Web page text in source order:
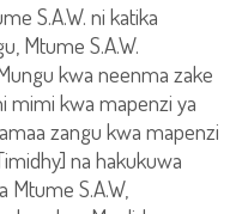
S.A.W. ni katika
Mtume S.A.W.
kwa neenma zake
mimi kwa mapenzi ya
zangu kwa mapenzi
na hakukuwa
Mtume S.A.W,